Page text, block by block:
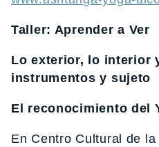
Taller: Aprender a Ver
Lo exterior, lo interior
instrumentos y sujeto
El reconocimiento del
En Centro Cultural de